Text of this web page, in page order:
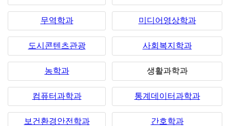
무역학과 미디어영상학과
도시콘텐츠관광 사회복지학과
농학과 생활과학과
컴퓨터과학과 통계데이터과학과
보건환경안전학과 간호학과